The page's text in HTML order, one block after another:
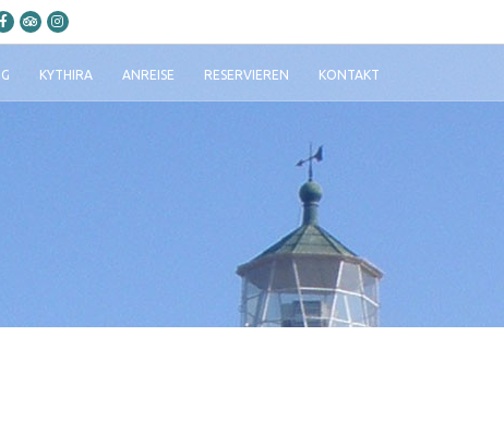
KYTHIRA ANREISE RESERVIEREN KONTAKT